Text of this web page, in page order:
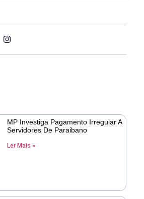
MP Investiga Pagamento Irregular A
Servidores De Paraibano
Ler Mais »